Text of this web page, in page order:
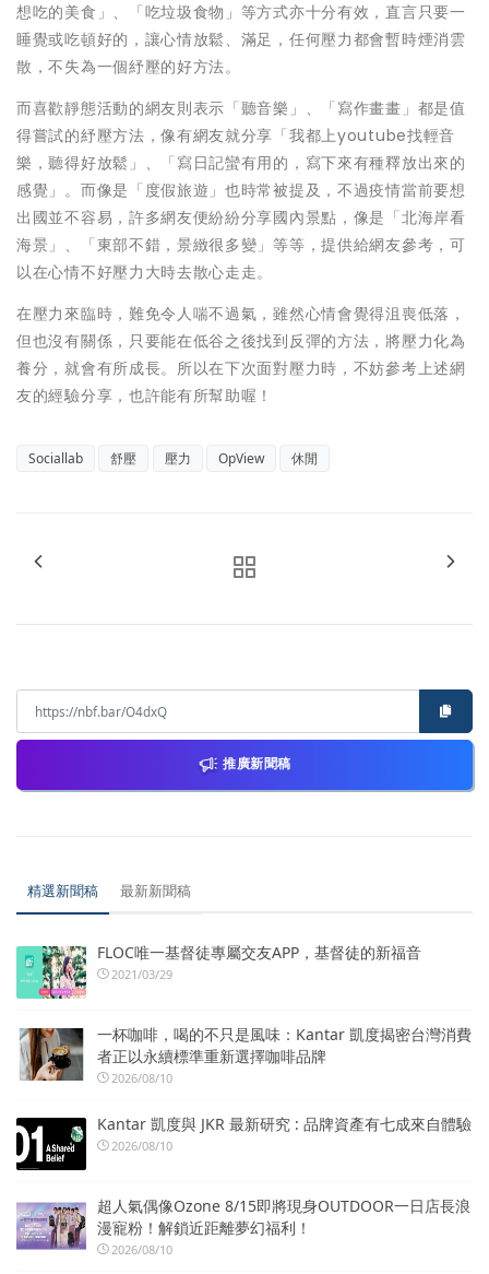
想吃的美食」、「吃垃圾食物」等方式亦十分有效，直言只要一
睡覺或吃頓好的，讓心情放鬆、滿足，任何壓力都會暫時煙消雲
散，不失為一個紓壓的好方法。
而喜歡靜態活動的網友則表示「聽音樂」、「寫作畫畫」都是值
得嘗試的紓壓方法，像有網友就分享「我都上youtube找輕音
樂，聽得好放鬆」、「寫日記蠻有用的，寫下來有種釋放出來的
感覺」。而像是「度假旅遊」也時常被提及，不過疫情當前要想
出國並不容易，許多網友便紛紛分享國內景點，像是「北海岸看
海景」、「東部不錯，景緻很多變」等等，提供給網友參考，可
以在心情不好壓力大時去散心走走。
在壓力來臨時，難免令人喘不過氣，雖然心情會覺得沮喪低落，
但也沒有關係，只要能在低谷之後找到反彈的方法，將壓力化為
養分，就會有所成長。所以在下次面對壓力時，不妨參考上述網
友的經驗分享，也許能有所幫助喔！
Sociallab 舒壓 壓力 OpView 休閒
推廣新聞稿
精選新聞稿 最新新聞稿
FLOC唯一基督徒專屬交友APP，基督徒的新福音
2021/03/29
一杯咖啡，喝的不只是風味：Kantar 凱度揭密台灣消費
者正以永續標準重新選擇咖啡品牌
2026/08/10
Kantar 凱度與 JKR 最新研究 : 品牌資產有七成來自體驗
2026/08/10
超人氣偶像Ozone 8/15即將現身OUTDOOR一日店長浪
漫寵粉！解鎖近距離夢幻福利！
2026/08/10